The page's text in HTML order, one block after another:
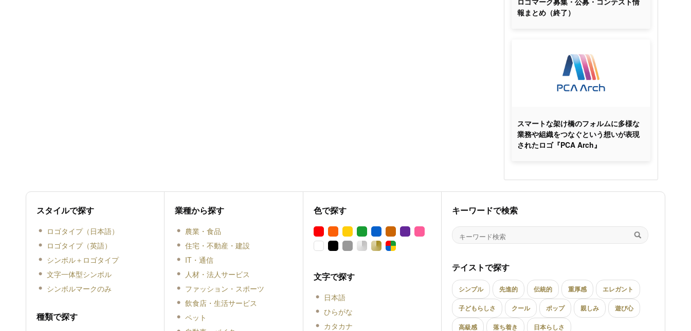
報まとめ（終了）
スマートな架け橋のフォルムに多様な
業務や組織をつなぐという想いが表現
されたロゴ『PCA Arch』
スタイルで探す
ロゴタイプ（日本語）
ロゴタイプ（英語）
シンボル＋ロゴタイプ
文字一体型シンボル
シンボルマークのみ
種類で探す
業種から探す
農業・食品
住宅・不動産・建設
IT・通信
人材・法人サービス
ファッション・スポーツ
飲食店・生活サービス
ペット
色で探す
文字で探す
日本語
ひらがな
カタカナ
キーワードで検索
テイストで探す
シンプル 先進的 伝統的 重厚感 エレガント
子どもらしさ クール ポップ 親しみ 遊び心
高級感 落ち着き 日本らしさ